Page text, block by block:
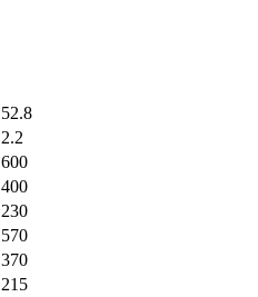
52.8
2.2
600
400
230
570
370
215